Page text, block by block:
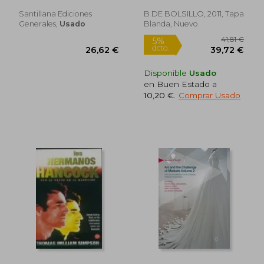
Santillana Ediciones
Generales, Usado
B DE BOLSILLO, 2011, Tapa
Blanda, Nuevo
Disponible Usado
en Buen Estado a
10,20 € Comprar Usado